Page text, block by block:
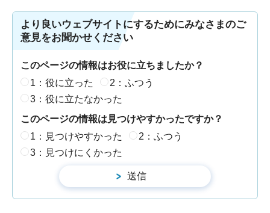
より良いウェブサイトにするためにみなさまのご
意見をお聞かせください
このページの情報はお役に立ちましたか？
1：役に立った
2：ふつう
3：役に立たなかった
このページの情報は見つけやすかったですか？
1：見つけやすかった
2：ふつう
3：見つけにくかった